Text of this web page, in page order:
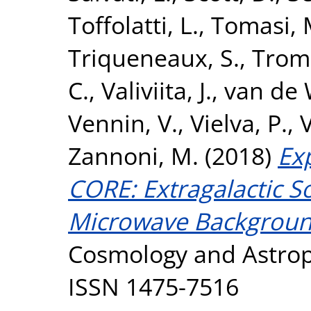
Toffolatti, L., Tomasi,
Triqueneaux, S.,
C., Valiviita, J., van de
Vennin, V., Vielva, P.,
Zannoni, M. (2018)
CORE: Extragalactic
Microwave
Cosmology and
ISSN 1475-7516